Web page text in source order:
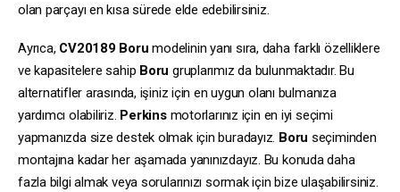
olan parçayı en kısa sürede elde edebilirsiniz.
Ayrıca, CV20189 Boru modelinin yanı sıra, daha farklı özelliklere
ve kapasitelere sahip Boru gruplarımız da bulunmaktadır. Bu
alternatifler arasında, işiniz için en uygun olanı bulmanıza
yardımcı olabiliriz. Perkinsmotorlarınız için en iyi seçimi
yapmanızda size destek olmak için buradayız. Boru seçiminden
montajına kadar her aşamada yanınızdayız. Bu konuda daha
fazla bilgi almak veya sorularınızı sormak için bize ulaşabilirsiniz.